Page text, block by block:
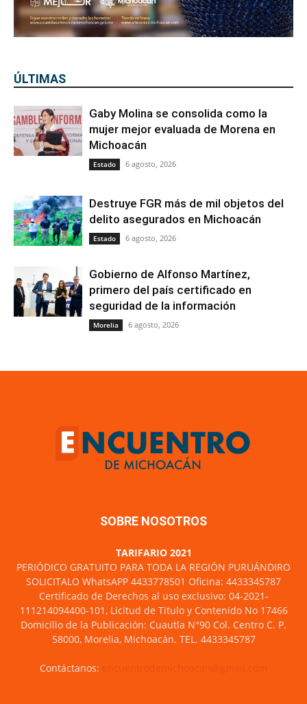
ÚLTIMAS
Gaby Molina se consolida como la
mujer mejor evaluada de Morena en
Michoacán
Estado 6 agosto, 2026
Destruye FGR más de mil objetos del
delito asegurados en Michoacán
Estado 6 agosto, 2026
Gobierno de Alfonso Martínez,
primero del país certificado en
seguridad de la información
Morelia 6 agosto, 2026
SOBRE NOSOTROS
TARIFARIO 2021
PERIÓDICO GRATUITO PARA TODA LA REGIÓN PURUÁNDIRO
SOLICITALO WhatsAPP 4433778501 Oficina: 4433345787
Certificado de Derechos al uso exclusivo: 04-2021-
111214094400-101, Licitud de Titulo y Contenido No 17466
Domicilio de la Publicación: Cuautla N°90 Col. Centro C. P.
58000, Morelia, Michoacán. TEL. 4433345787
Contáctanos: